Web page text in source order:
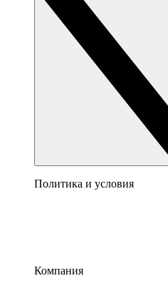
Политика и условия
Компания